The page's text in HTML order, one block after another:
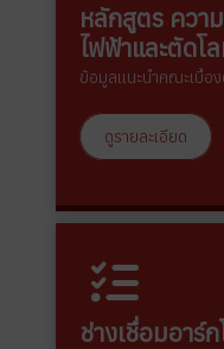
หลักสูตร ควา
ไฟฟ้าและตัดโ
ข้อมูลแนะนำคณะเบื้อง
ดูรายละเอียด
ช่างเชื่อมอาร์